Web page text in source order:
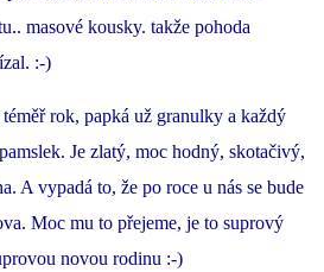
Fretky Boleslav, z.s.
Trnová 15
294 25 Katusice
masové kousky. takže pohoda
:-)
rok, papká už granulky a každý
Je zlatý, moc hodný, skotačivý,
A vypadá to, že po roce u nás se bude
Moc mu to přejeme, je to suprový
novou rodinu :-)